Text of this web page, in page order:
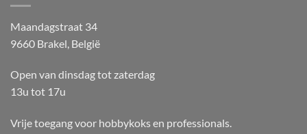
Maandagstraat 34
9660 Brakel, België
Open van dinsdag tot zaterdag
13u tot 17u
Vrije toegang voor hobbykoks en professionals.